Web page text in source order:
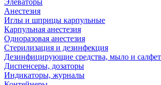
Элеваторы
Анестезия
Иглы и шприцы карпульные
Карпульная анестезия
Одноразовая анестезия
Стерилизация и дезинфекция
Дезинфицирующие средства, мыло и
Диспенсеры, дозаторы
Индикаторы, журналы